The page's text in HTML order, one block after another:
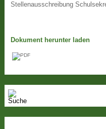
Stellenausschreibung
Dokument herunter laden